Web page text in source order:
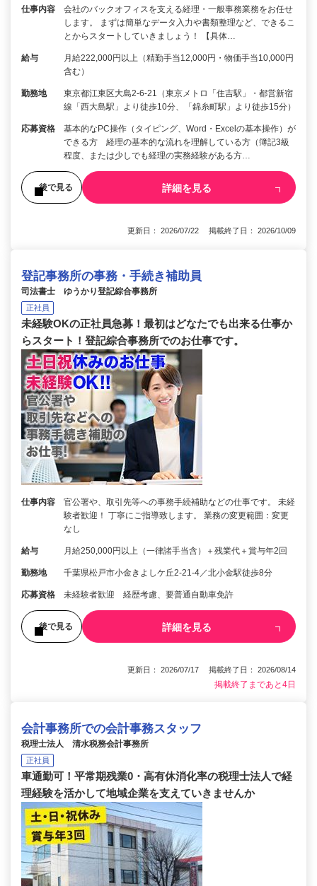
仕事内容
会社のバックオフィスを支える経理・一般事務業務をお任せ
します。 まずは簡単なデータ入力や書類整理など、できるこ
とからスタートしていきましょう！ 【具体…
給与
月給222,000円以上（精勤手当12,000円・物価手当10,000円
含む）
勤務地
東京都江東区大島2-6-21（東京メトロ「住吉駅」・都営新宿
線「西大島駅」より徒歩10分、「錦糸町駅」より徒歩15分）
応募資格
基本的なPC操作（タイピング、Word・Excelの基本操作）が
できる方 経理の基本的な流れを理解している方（簿記3級
程度、または少しでも経理の実務経験がある方…
後で見る 詳細を見る
更新日： 2026/07/22 掲載終了日： 2026/10/09
登記事務所の事務・手続き補助員
司法書士 ゆうかり登記綜合事務所
正社員
未経験OKの正社員急募！最初はどなたでも出来る仕事か
らスタート！登記綜合事務所でのお仕事です。
仕事内容
官公署や、取引先等への事務手続補助などの仕事です。 未経
験者歓迎！ 丁寧にご指導致します。 業務の変更範囲：変更
なし
給与 月給250,000円以上（一律諸手当含）＋残業代＋賞与年2回
勤務地 千葉県松戸市小金きよしケ丘2-21-4／北小金駅徒歩8分
応募資格 未経験者歓迎 経歴考慮、要普通自動車免許
後で見る 詳細を見る
更新日： 2026/07/17 掲載終了日： 2026/08/14
掲載終了まであと4日
会計事務所での会計事務スタッフ
税理士法人 清水税務会計事務所
正社員
車通勤可！平常期残業0・高有休消化率の税理士法人で経
理経験を活かして地域企業を支えていきませんか